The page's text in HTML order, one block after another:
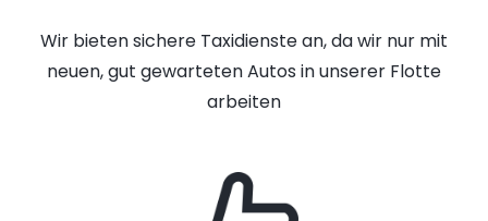
Wir bieten sichere Taxidienste an, da wir nur mit
neuen, gut gewarteten Autos in unserer Flotte
arbeiten